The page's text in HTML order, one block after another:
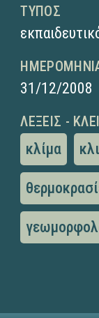
ΤΎΠΟΣ
31/12/2008
ΛΈΞΕΙΣ -
κλίμα